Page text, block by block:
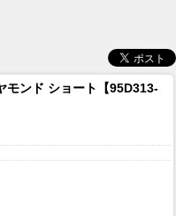
モンド ショート【95D313-